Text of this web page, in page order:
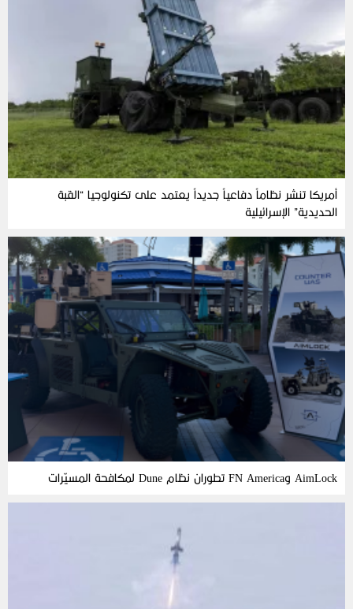
أمريكا تنشر نظاماً دفاعياً جديداً يعتمد على تكنولوجيا “القبة
الحديدية” الإسرائيلية
AimLock وFN America تطوران نظام Dune لمكافحة المسيّرات